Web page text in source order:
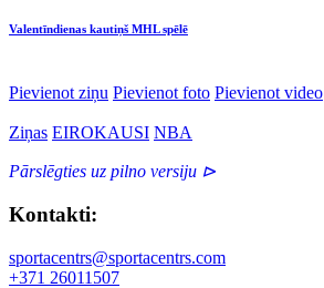
Valentīndienas kautiņš MHL spēlē
Pievienot ziņu Pievienot foto Pievienot video
Ziņas EIROKAUSI NBA
Pārslēgties uz pilno versiju ⊳
Kontakti:
sportacentrs@sportacentrs.com
+371 26011507